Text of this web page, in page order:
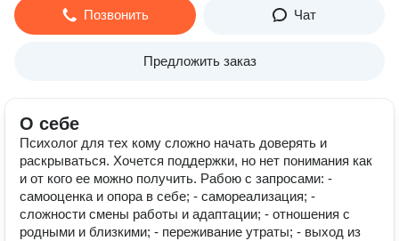
Позвонить Чат
Предложить заказ
О себе
Психолог для тех кому сложно начать доверять и
раскрываться. Хочется поддержки, но нет понимания как
и от кого ее можно получить. Рабою с запросами: -
самооценка и опора в себе; - самореализация; -
сложности смены работы и адаптации; - отношения с
родными и близкими; - переживание утраты; - выход из